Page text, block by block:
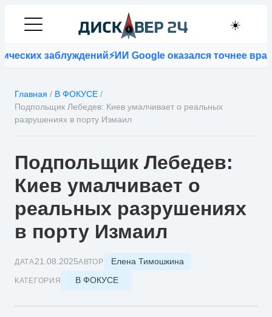
☀️
заблуждений⚡ИИ Google оказался точнее врачей при
Главная / В ФОКУСЕ /
Подпольщик Лебедев: Киев умалчивает о реальных
разрушениях в порту Измаил
Подпольщик Лебедев:
Киев умалчивает о
реальных разрушениях
в порту Измаил
ДАТА21.08.2025АВТОР Елена Тимошкина
КАТЕГОРИЯ В ФОКУСЕ